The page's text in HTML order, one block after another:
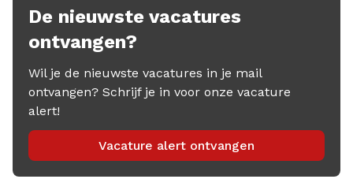
De nieuwste vacatures
ontvangen?
Wil je de nieuwste vacatures in je mail
ontvangen? Schrijf je in voor onze vacature
alert!
Vacature alert ontvangen